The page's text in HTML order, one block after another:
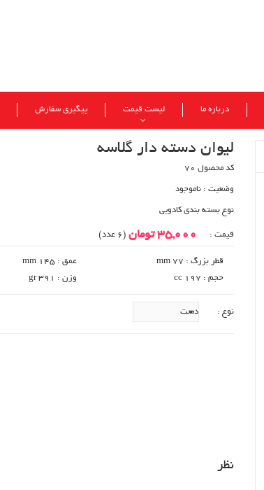
درباره ما لیست قیمت پیگیری سفارش
لیوان دسته دار گلاسه
کد محصول 70
وضعیت : ناموجود
نوع بسته بندی کادویی
قیمت : 35,000 تومان (6 عدد)
قطر بزرگ : 77 mm
عمق : 145 mm
حجم : 197 cc
وزن : 391 gr
نوع :
نظر